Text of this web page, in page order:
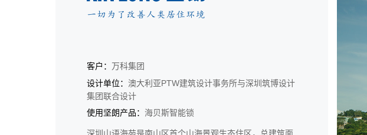
客户： 万科集团
设计单位： 澳大利亚PTW建筑设计事务所与深圳筑博设计
集团联合设计
使用坚朗产品： 海贝斯智能锁